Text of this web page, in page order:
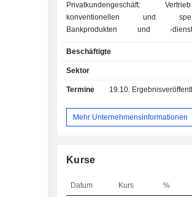
Privatkundengeschäft:
konventionellen und
Bankprodukten und -
Leasing, Versicherungen
Firmenkundengeschäft; - Finanzierungs- und
2025 verwaltete die Gruppe 47,4
an Sichtkrediten.
Beschäftigte
Sektor
Termine 19.10.
Mehr Unternehmensinformationen
Kurse
Datum Kurs %